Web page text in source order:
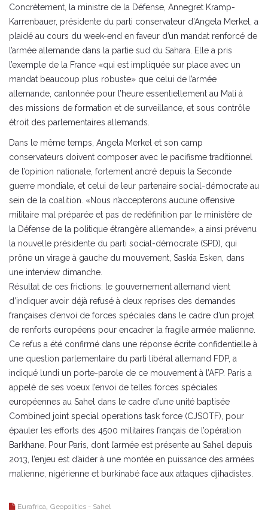
Concrètement, la ministre de la Défense, Annegret Kramp-
Karrenbauer, présidente du parti conservateur d’Angela Merkel, a
plaidé au cours du week-end en faveur d’un mandat renforcé de
l’armée allemande dans la partie sud du Sahara. Elle a pris
l’exemple de la France «qui est impliquée sur place avec un
mandat beaucoup plus robuste» que celui de l’armée
allemande, cantonnée pour l’heure essentiellement au Mali à
des missions de formation et de surveillance, et sous contrôle
étroit des parlementaires allemands.
Dans le même temps, Angela Merkel et son camp
conservateurs doivent composer avec le pacifisme traditionnel
de l’opinion nationale, fortement ancré depuis la Seconde
guerre mondiale, et celui de leur partenaire social-démocrate au
sein de la coalition. «Nous n’accepterons aucune offensive
militaire mal préparée et pas de redéfinition par le ministère de
la Défense de la politique étrangère allemande», a ainsi prévenu
la nouvelle présidente du parti social-démocrate (SPD), qui
prône un virage à gauche du mouvement, Saskia Esken, dans
une interview dimanche.
Résultat de ces frictions: le gouvernement allemand vient
d’indiquer avoir déjà refusé à deux reprises des demandes
françaises d’envoi de forces spéciales dans le cadre d’un projet
de renforts européens pour encadrer la fragile armée malienne.
Ce refus a été confirmé dans une réponse écrite confidentielle à
une question parlementaire du parti libéral allemand FDP, a
indiqué lundi un porte-parole de ce mouvement à l’AFP. Paris a
appelé de ses voeux l’envoi de telles forces spéciales
européennes au Sahel dans le cadre d’une unité baptisée
Combined joint special operations task force (CJSOTF), pour
épauler les efforts des 4500 militaires français de l’opération
Barkhane. Pour Paris, dont l’armée est présente au Sahel depuis
2013, l’enjeu est d’aider à une montée en puissance des armées
malienne, nigérienne et burkinabé face aux attaques djihadistes.
Eurafrica Geopolitics - Sahel